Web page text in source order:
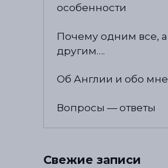
особенности
Почему одним все, а
другим….
Об Англии и обо мне
Вопросы — ответы
Свежие записи